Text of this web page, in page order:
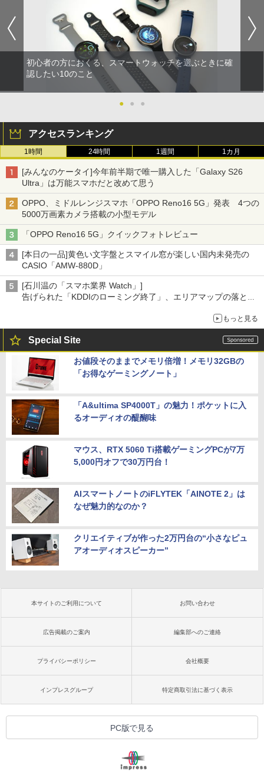
初心者の方におくる、スマートウォッチを選ぶときに確
認したい10のこと
● ● ●
アクセスランキング
1時間 24時間 1週間 1カ月
[みんなのケータイ]今年前半期で唯一購入した「Galaxy S26
Ultra」は万能スマホだと改めて思う
OPPO、ミドルレンジスマホ「OPPO Reno16 5G」発表 4つの
5000万画素カメラ搭載の小型モデル
「OPPO Reno16 5G」クイックフォトレビュー
[本日の一品]黄色い文字盤とスマイル窓が楽しい国内未発売の
CASIO「AMW-880D」
[石川温の「スマホ業界 Watch」]
告げられた「KDDIのローミング終了」、エリアマップの落とし
もっと見る
Special Site
お値段そのままでメモリ倍増！メモリ32GBの
「お得なゲーミングノート」
「A&ultima SP4000T」の魅力！ポケットに入
るオーディオの醍醐味
マウス、RTX 5060 Ti搭載ゲーミングPCが7万
5,000円オフで30万円台！
AIスマートノートのiFLYTEK「AINOTE 2」は
なぜ魅力的なのか？
クリエイティブが作った2万円台の“小さなピュ
アオーディオスピーカー”
本サイトのご利用について お問い合わせ
広告掲載のご案内 編集部へのご連絡
プライバシーポリシー 会社概要
インプレスグループ 特定商取引法に基づく表示
PC版で見る